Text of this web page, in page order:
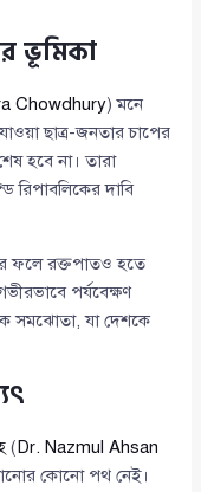
ভূমিকা
Chowdhury) মনে
ছাত্র-জনতার চাপের
হবে না। তারা
রিপাবলিকের দাবি
ফলে রক্তপাতও হতে
পর্যবেক্ষণ
সমঝোতা, যা দেশকে
( Dr. Nazmul Ahsan
কোনো পথ নেই।